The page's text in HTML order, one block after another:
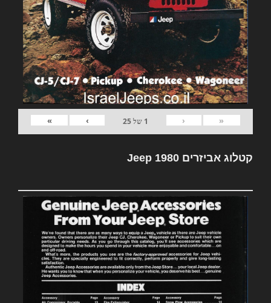
«
‹
1 של25
›
»
קטלוג אביזרים Jeep 1980